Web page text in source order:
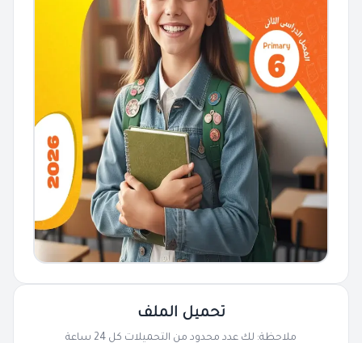
تحميل الملف
ملاحظة: لك عدد محدود من التحميلات كل 24 ساعة